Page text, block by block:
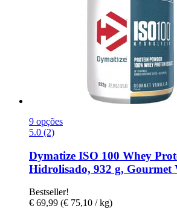
9 opções
5.0 (2)
Dymatize ISO 100 Whey
Hidrolisado, 932 g, Gourmet
Bestseller!
€ 69,99 (€ 75,10 / kg)